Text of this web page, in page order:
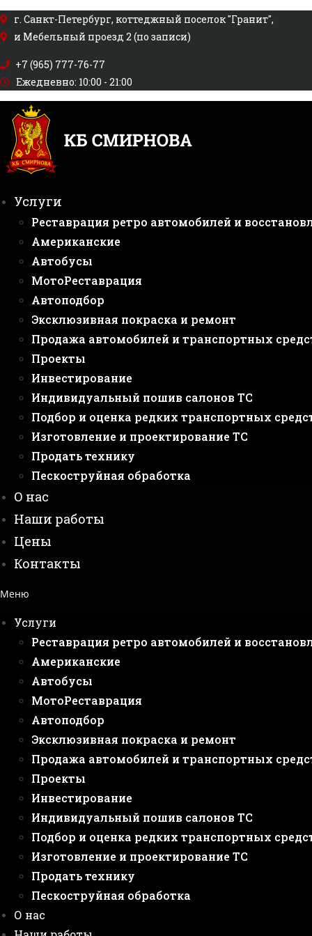
Перейти
к
г. Санкт-Петербург, коттеджный поселок "Гранит",
и Мебельный проезд 2 (по записи)
+7 (965) 777-76-77
Ежедневно: 10:00 - 21:00
Услуги
Реставрация ретро автомобилей и
Американские
Автобусы
МотоРеставрация
Автоподбор
Эксклюзивная покраска и ремонт
Продажа автомобилей и транспортных
Проекты
Инвестирование
Индивидуальный пошив салонов ТС
Подбор и оценка редких транспортных
Изготовление и проектирование ТС
Продать технику
Пескоструйная обработка
О нас
Наши работы
Цены
Контакты
Меню
Услуги
Реставрация ретро автомобилей и
Американские
Автобусы
МотоРеставрация
Автоподбор
Эксклюзивная покраска и ремонт
Продажа автомобилей и транспортных
Проекты
Инвестирование
Индивидуальный пошив салонов ТС
Подбор и оценка редких транспортных
Изготовление и проектирование ТС
Продать технику
Пескоструйная обработка
О нас